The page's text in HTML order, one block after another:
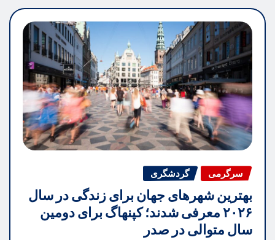
سرگرمی گردشگری
بهترین شهرهای جهان برای زندگی در سال
۲۰۲۶ معرفی شدند؛ کپنهاگ برای دومین
سال متوالی در صدر